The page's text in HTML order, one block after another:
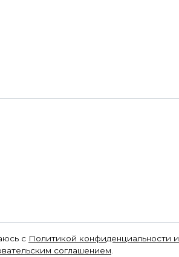
с Политикой конфиденциальности и
соглашением